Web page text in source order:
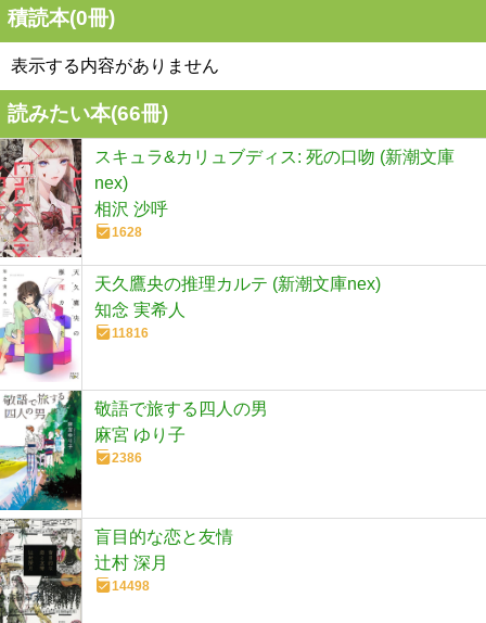
積読本(0冊)
表示する内容がありません
読みたい本(66冊)
スキュラ&カリュブディス: 死の口吻 (新潮文庫
nex)
相沢 沙呼
1628
天久鷹央の推理カルテ (新潮文庫nex)
知念 実希人
11816
敬語で旅する四人の男
麻宮 ゆり子
2386
盲目的な恋と友情
辻村 深月
14498